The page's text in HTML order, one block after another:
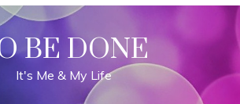
BE DONE
It's Me & My Life